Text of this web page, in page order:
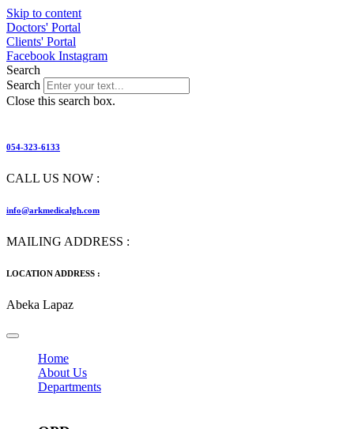
Skip to content
Doctors' Portal
Clients' Portal
Facebook Instagram
Search
Search
Close this search box.
054-323-6133
CALL US NOW :
info@arkmedicalgh.com
MAILING ADDRESS :
LOCATION ADDRESS :
Abeka Lapaz
Home
About Us
Departments